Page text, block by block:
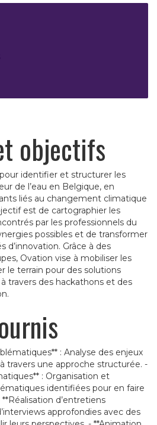
objectifs
identifier et structurer les
de l’eau en Belgique, en
liés au changement climatique
est de cartographier les
par les professionnels du
possibles et de transformer
d’innovation. Grâce à des
Ovation vise à mobiliser les
le terrain pour des solutions
travers des hackathons et des
: Analyse des enjeux
travers une approche structurée. -
: Organisation et
identifiées pour en faire
d’entretiens
approfondies avec des